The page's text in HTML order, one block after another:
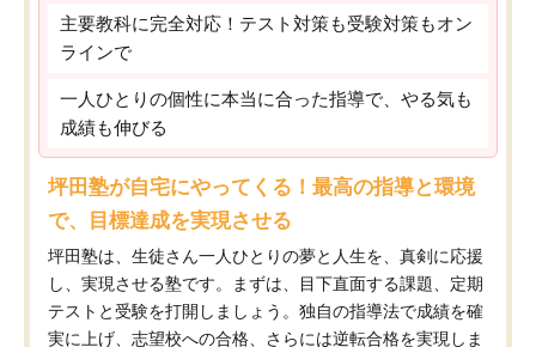
主要教科に完全対応！テスト対策も受験対策もオン
ラインで
一人ひとりの個性に本当に合った指導で、やる気も
成績も伸びる
坪田塾が自宅にやってくる！最高の指導と環境
で、目標達成を実現させる
坪田塾は、生徒さん一人ひとりの夢と人生を、真剣に応援
し、実現させる塾です。まずは、目下直面する課題、定期
テストと受験を打開しましょう。独自の指導法で成績を確
実に上げ、志望校への合格、さらには逆転合格を実現しま